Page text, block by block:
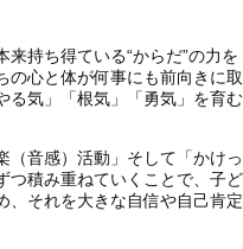
持ち得ている“からだ”の力を
の心と体が何事にも前向きに取
る気」「根気」「勇気」を育む
（音感）活動」そして「かけっ
つ積み重ねていくことで、子ど
、それを大きな自信や自己肯定